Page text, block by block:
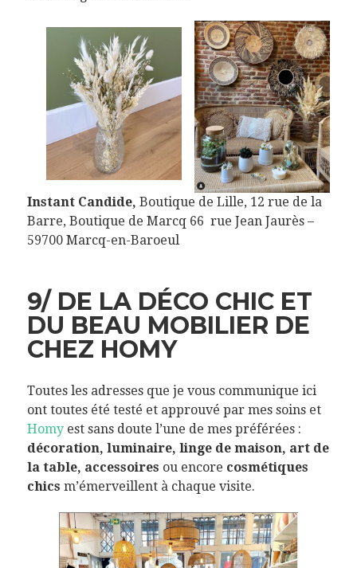
Instant Candide, Boutique de Lille, 12 rue de la
Barre, Boutique de Marcq 66 rue Jean Jaurès –
59700 Marcq-en-Baroeul
9/ DE LA DÉCO CHIC ET
DU BEAU MOBILIER DE
CHEZ HOMY
Toutes les adresses que je vous communique ici
ont toutes été testé et approuvé par mes soins et
Homyest sans doute l’une de mes préférées :
décoration, luminaire, linge de maison, art de
la table, accessoires ou encore cosmétiques
chics m’émerveillent à chaque visite.